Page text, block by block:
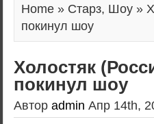
Home » Старз, Шоу »
покинул шоу
Холостяк
покинул шоу
Автор admin Апр 14th,